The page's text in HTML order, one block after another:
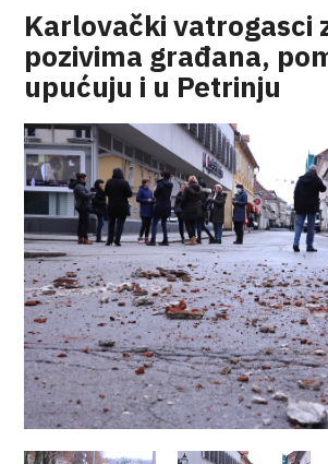
Karlovački vatrogasci
pozivima građana,
upućuju i u Petrinju